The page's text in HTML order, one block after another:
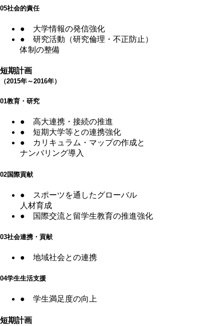
05社会的責任
● 大学情報の発信強化
● 研究活動（研究倫理・不正防止）
体制の整備
短期計画
（2015年～2016年）
01教育・研究
● 高大連携・接続の推進
● 短期大学等との連携強化
●
カリキュラム・マップの作成と
ナンバリング導入
02国際貢献
●
スポーツを通したグローバル
人材育成
●
国際交流と留学生教育の推進強化
03社会連携・貢献
● 地域社会との連携
04学生生活支援
● 学生満足度の向上
短期計画